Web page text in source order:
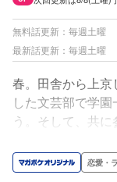
無料話更新：毎週土曜
最新話更新：毎週土曜
春。田舎から上
した文芸部で学
う。そして、共
なったのだが…
たその矢先！豹変
——!?「凛太くん
恋愛・